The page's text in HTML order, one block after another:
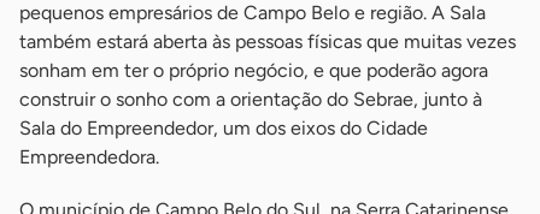
pequenos empresários de Campo Belo e região. A Sala
também estará aberta às pessoas físicas que muitas vezes
sonham em ter o próprio negócio, e que poderão agora
construir o sonho com a orientação do Sebrae, junto à
Sala do Empreendedor, um dos eixos do Cidade
Empreendedora.